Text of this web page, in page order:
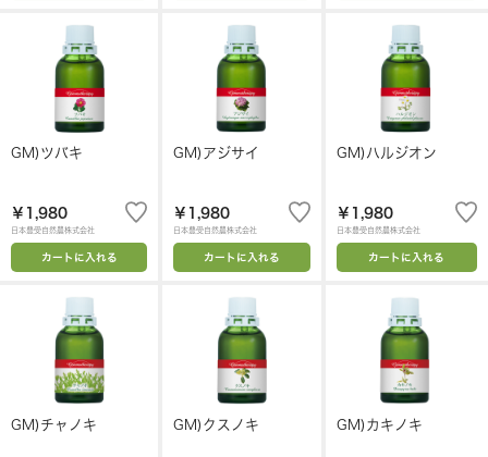
GM)ツバキ
￥1,980
日本豊受自然農株式会社
カートに入れる
GM)アジサイ
￥1,980
日本豊受自然農株式会社
カートに入れる
GM)ハルジオン
￥1,980
日本豊受自然農株式会社
カートに入れる
GM)チャノキ GM)クスノキ GM)カキノキ